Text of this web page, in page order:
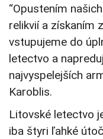
“Opustením
relikvií a získaním
vstupujeme do
letectvo a
najvyspelejších
Karoblis.
Litovské letectvo
iba štyri ľahké